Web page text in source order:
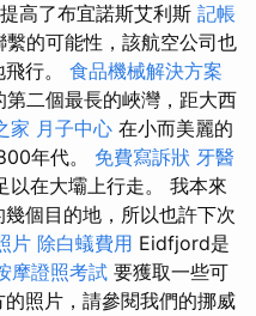
高了布宜諾斯艾利斯 記帳
的可能性，該航空公司也
行。 食品機械解決方案
第二個最長的峽灣，距大西
家 月子中心 在小而美麗的
年代。 免費寫訴狀 牙醫
以在大壩上行走。 我本來
個目的地，所以也許下次
片 除白蟻費用 Eidfjord是
摩證照考試 要獲取一些可
照片，請參閱我們的挪威